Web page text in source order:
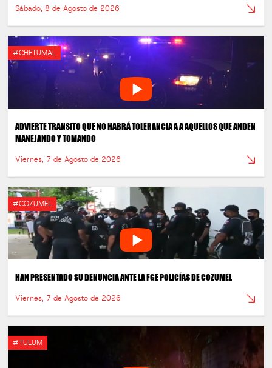
Sábado, 8 de Agosto de 2026
#CHETUMAL
ADVIERTE TRANSITO QUE NO HABRÁ TOLERANCIA A A AQUELLOS QUE ANDEN
MANEJANDO Y TOMANDO
Viernes, 7 de Agosto de 2026
#COZUMEL
HAN PRESENTADO SU DENUNCIA ANTE LA FGE POLICÍAS DE COZUMEL
Viernes, 7 de Agosto de 2026
#TULUM